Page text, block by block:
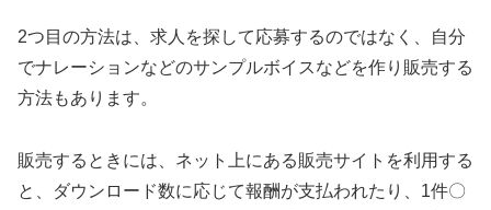
2つ目の方法は、求人を探して応募するのではなく、自分
でナレーションなどのサンプルボイスなどを作り販売する
方法もあります。
販売するときには、ネット上にある販売サイトを利用する
と、ダウンロード数に応じて報酬が支払われたり、1件〇